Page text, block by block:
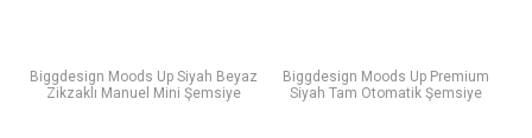
Biggdesign Moods Up Siyah Beyaz
Zikzaklı Manuel Mini Şemsiye
Biggdesign Moods Up Premium
Siyah Tam Otomatik Şemsiye